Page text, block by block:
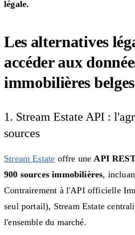
légale.
Les alternatives
accéder aux
immobilières belges
1. Stream Estate API :
sources
Stream Estate offre uneAPI
900 sources immobilières,
Contrairement à l'API officielle
seul portail), Stream Estate
l'ensemble du marché.